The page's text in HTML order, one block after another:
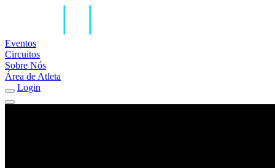
Eventos
Circuitos
Sobre Nós
Área de Atleta
Login